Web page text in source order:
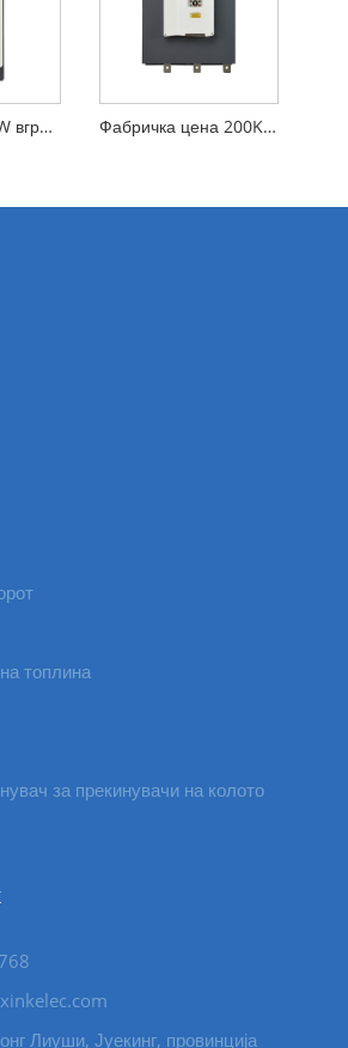
Напреден 22KW вграден мек стартер за бајпас со наизменична струја за електричен мотор Фабричка цена 200KW 3-фазен вграден мек стартер за бајпас на наизменичен мотор за искористување на маслото
топлина
за прекинувачи на колото
Лиуши, Јуекинг, провинција